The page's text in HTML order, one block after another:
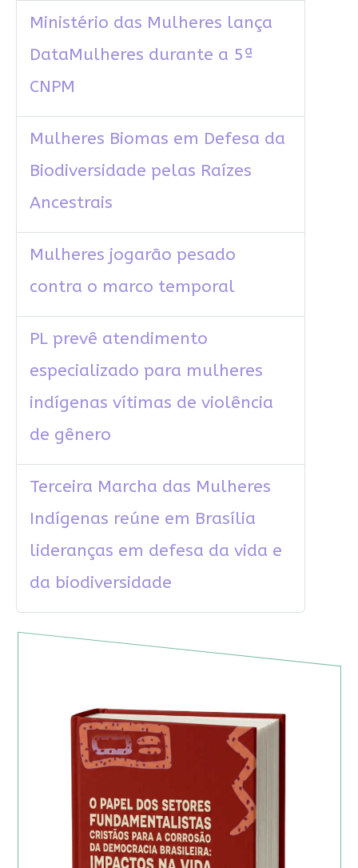
Ministério das Mulheres lança
DataMulheres durante a 5ª
CNPM
Mulheres Biomas em Defesa da
Biodiversidade pelas Raízes
Ancestrais
Mulheres jogarão pesado
contra o marco temporal
PL prevê atendimento
especializado para mulheres
indígenas vítimas de violência
de gênero
Terceira Marcha das Mulheres
Indígenas reúne em Brasília
lideranças em defesa da vida e
da biodiversidade